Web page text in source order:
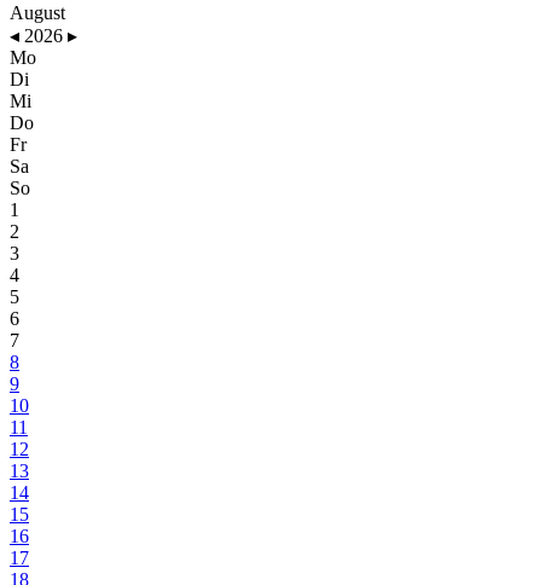
August
◂ 2026 ▸
Mo
Di
Mi
Do
Fr
Sa
So
1
2
3
4
5
6
7
8
9
10
11
12
13
14
15
16
17
18